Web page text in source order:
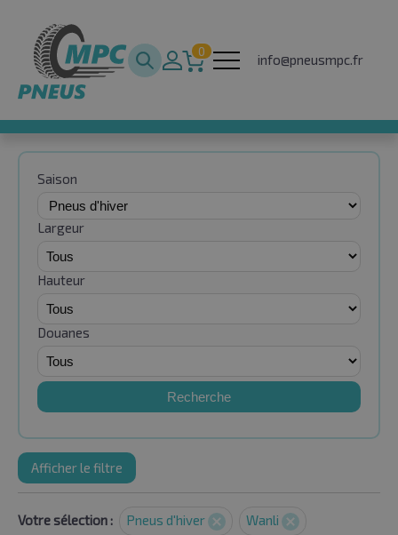
0
info@pneusmpc.fr
Saison
Largeur
Hauteur
Douanes
Recherche
Afficher le filtre
Votre sélection : Pneus d'hiver Wanli